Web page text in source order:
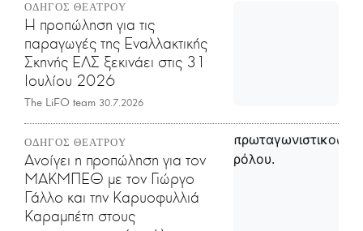
ΟΔΗΓΟΣ ΘΕΑΤΡΟΥ
Η προπώληση για τις
παραγωγές της Εναλλακτικής
Σκηνής ΕΛΣ ξεκινάει στις 31
Ιουλίου 2026
The LiFO team 30.7.2026
ΟΔΗΓΟΣ ΘΕΑΤΡΟΥ
Ανοίγει η προπώληση για τον
ΜΑΚΜΠΕΘ με τον Γιώργο
Γάλλο και την Καρυοφυλλιά
Καραμπέτη στους